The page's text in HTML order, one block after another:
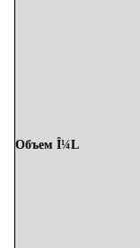
Объем Î¼L